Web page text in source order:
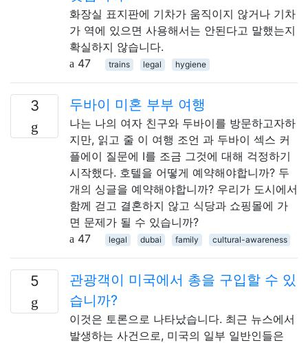
화장실 표지판에 기차가 움직이지 않거나 기차
가 역에 있으면 사용해서는 안된다고 말했는지
확실하지 않습니다.
47
trains legal hygiene
3 두바이 미혼 부부 여행
나는 나의 여자 친구와 두바이를 방문하고자하
지만, 읽고 줄 이 여행 조언 과 두바이 섹스 커
플에이 질문에 I를 조금 그것에 대해 걱정하기
시작했다. 호텔을 어떻게 예약해야합니까? 두
개의 싱글을 예약해야합니까? 우리가 도시에서
함께 걷고 결혼하지 않고 식당과 쇼핑몰에 가
면 문제가 될 수 있습니까?
47
legal dubai family cultural-awareness
5
관광객이 미국에서 총을 구입할 수 있
습니까?
이것은 토론으로 나타났습니다. 최근 뉴스에서
발생하는 사건으로, 미국의 일부 일반인들은